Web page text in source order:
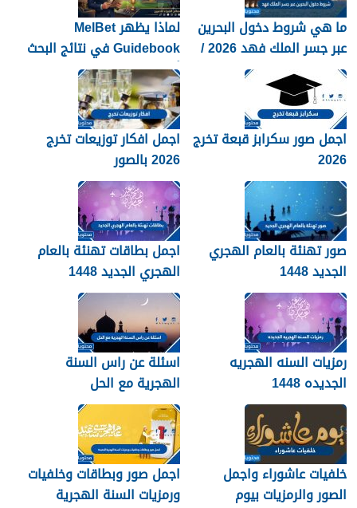
ما هي شروط دخول البحرين
عبر جسر الملك فهد 2026 /
1448
لماذا يظهر MelBet
Guidebook في نتائج البحث
أكثر من صفحات كثيرة؟
اجمل صور سكرابز قبعة تخرج
2026
اجمل افكار توزيعات تخرج
2026 بالصور
صور تهنئة بالعام الهجري
الجديد 1448
اجمل بطاقات تهنئة بالعام
الهجري الجديد 1448
رمزيات السنه الهجريه
الجديده 1448
اسئلة عن راس السنة
الهجرية مع الحل
خلفيات عاشوراء واجمل
الصور والرمزيات بيوم
اجمل صور وبطاقات وخلفيات
ورمزيات السنة الهجرية